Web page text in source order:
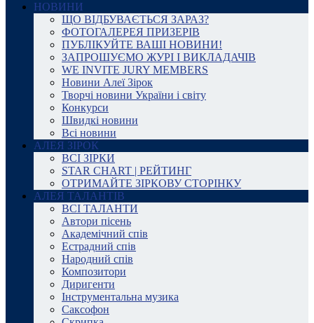
НОВИНИ
ЩО ВІДБУВАЄТЬСЯ ЗАРАЗ?
ФОТОГАЛЕРЕЯ ПРИЗЕРІВ
ПУБЛІКУЙТЕ ВАШІ НОВИНИ!
ЗАПРОШУЄМО ЖУРІ І ВИКЛАДАЧІВ
WE INVITE JURY MEMBERS
Новини Алеї Зірок
Творчі новини України і світу
Конкурси
Швидкі новини
Всі новини
АЛЕЯ ЗІРОК
ВСІ ЗІРКИ
STAR CHART | РЕЙТИНГ
ОТРИМАЙТЕ ЗІРКОВУ СТОРІНКУ
АЛЕЯ ТАЛАНТІВ
ВСІ ТАЛАНТИ
Автори пісень
Академічний спів
Естрадний спів
Народний спів
Композитори
Диригенти
Інструментальна музика
Саксофон